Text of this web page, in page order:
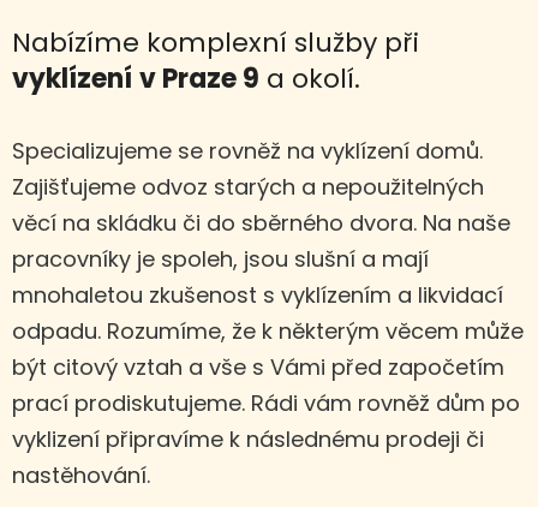
Nabízíme komplexní služby při
vyklízení v Praze 9 a okolí.
Specializujeme se rovněž na vyklízení domů.
Zajišťujeme odvoz starých a nepoužitelných
věcí na skládku či do sběrného dvora. Na naše
pracovníky je spoleh, jsou slušní a mají
mnohaletou zkušenost s vyklízením a likvidací
odpadu. Rozumíme, že k některým věcem může
být citový vztah a vše s Vámi před započetím
prací prodiskutujeme. Rádi vám rovněž dům po
vyklizení připravíme k následnému prodeji či
nastěhování.